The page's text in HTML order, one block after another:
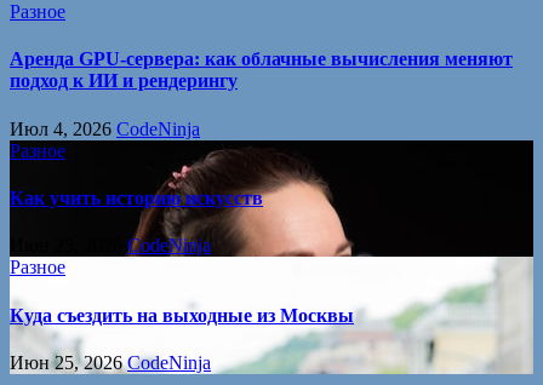
Разное
Аренда GPU-сервера: как облачные вычисления меняют
подход к ИИ и рендерингу
Июл 4, 2026 CodeNinja
Разное
Как учить историю искусств
CodeNinja
Разное
Куда съездить на выходные из Москвы
Июн 25, 2026CodeNinja